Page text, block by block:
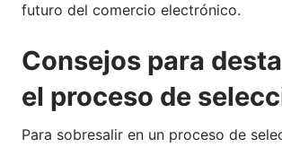
futuro del comercio electrónico.
Consejos para
el proceso de
Para sobresalir en un proceso de